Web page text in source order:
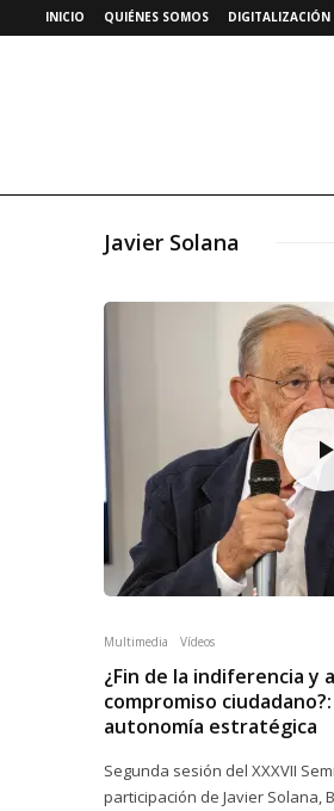
INICIO QUIÉNES SOMOS
Javier Solana
Multimedia Vídeos
¿Fin de la indiferencia y
compromiso
autonomía estratégica
Segunda sesión del XXXVII
participación de Javier Solana,